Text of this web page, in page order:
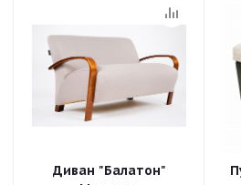
Диван "Балатон"